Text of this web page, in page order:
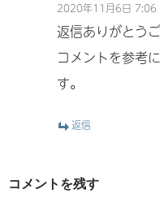
2020年11月6日 7:06
返信ありがとう
コメントを参考
す。
返信
コメントを残す